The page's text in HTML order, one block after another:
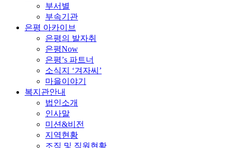
부서별
부속기관
은평 아카이브
은평의 발자취
은평Now
은평’s 파트너
소식지 ‘겨자씨’
마을이야기
복지관안내
법인소개
인사말
미션&비전
지역현황
조직 및 직원현황